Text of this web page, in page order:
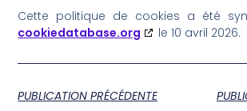
Cette politique de cookies a été
cookiedatabase.org
le 10 avril 2026.
PUBLICATION PRÉCÉDENTE